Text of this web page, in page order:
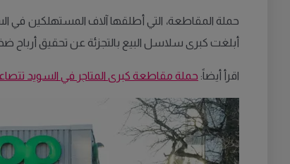
حملة المقاطعة، التي أطلقها آلاف المستهلكين في
أبلغت كبرى سلاسل البيع بالتجزئة عن تحقيق أرباح
اقرأ أيضاً: حملة مقاطعة كبرى المتاجر في السويد